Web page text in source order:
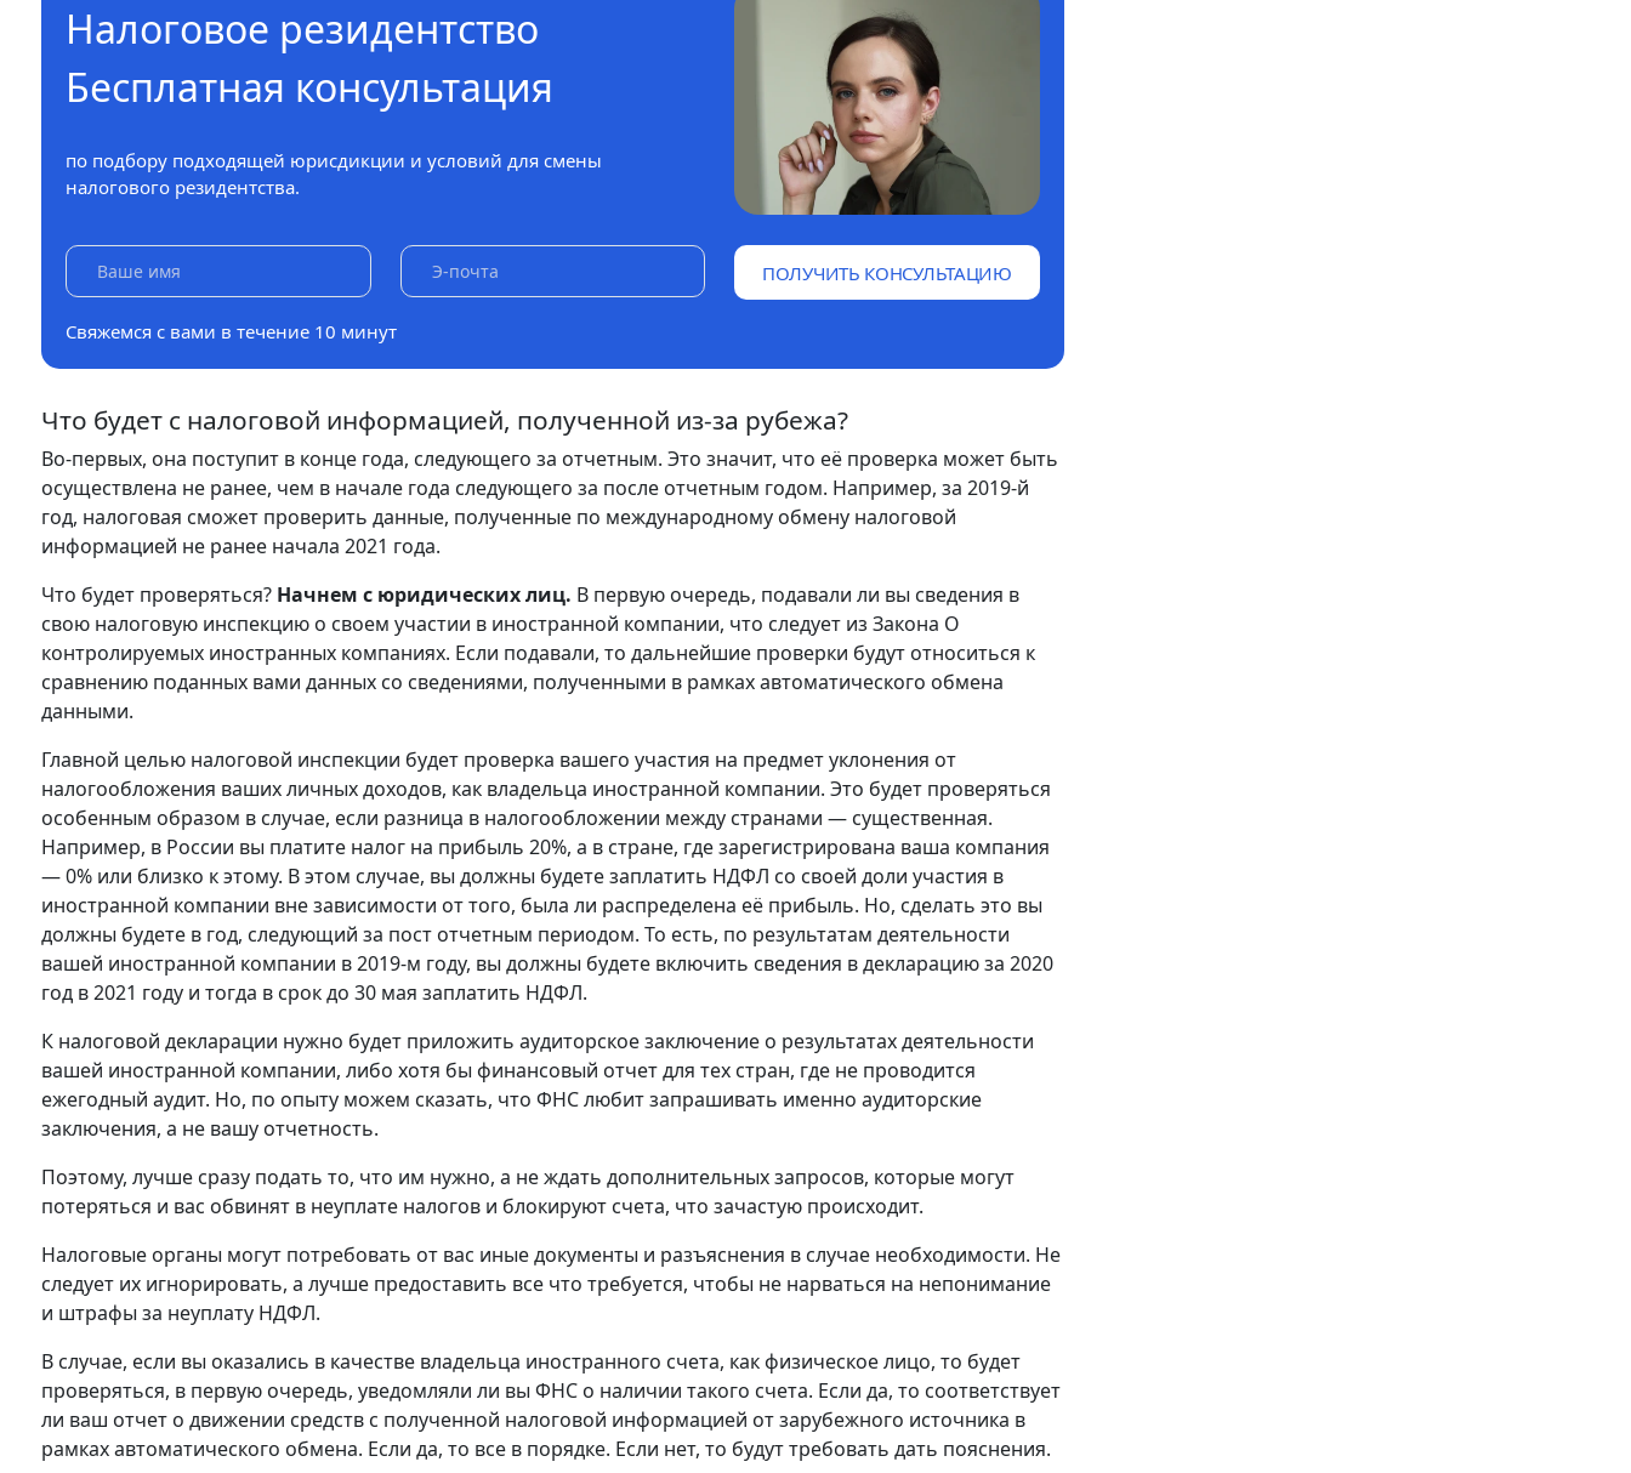
Налоговое резидентство
Бесплатная консультация
по подбору подходящей юрисдикции и условий для смены
налогового резидентства.
ПОЛУЧИТЬ КОНСУЛЬТАЦИЮ
Свяжемся с вами в течение 10 минут
Что будет с налоговой информацией, полученной из-за рубежа?
Во-первых, она поступит в конце года, следующего за отчетным. Это значит, что её проверка может быть
осуществлена не ранее, чем в начале года следующего за после отчетным годом. Например, за 2019-й
год, налоговая сможет проверить данные, полученные по международному обмену налоговой
информацией не ранее начала 2021 года.
Что будет проверяться? Начнем с юридических лиц. В первую очередь, подавали ли вы сведения в
свою налоговую инспекцию о своем участии в иностранной компании, что следует из Закона О
контролируемых иностранных компаниях. Если подавали, то дальнейшие проверки будут относиться к
сравнению поданных вами данных со сведениями, полученными в рамках автоматического обмена
данными.
Главной целью налоговой инспекции будет проверка вашего участия на предмет уклонения от
налогообложения ваших личных доходов, как владельца иностранной компании. Это будет проверяться
особенным образом в случае, если разница в налогообложении между странами — существенная.
Например, в России вы платите налог на прибыль 20%, а в стране, где зарегистрирована ваша компания
— 0% или близко к этому. В этом случае, вы должны будете заплатить НДФЛ со своей доли участия в
иностранной компании вне зависимости от того, была ли распределена её прибыль. Но, сделать это вы
должны будете в год, следующий за пост отчетным периодом. То есть, по результатам деятельности
вашей иностранной компании в 2019-м году, вы должны будете включить сведения в декларацию за 2020
год в 2021 году и тогда в срок до 30 мая заплатить НДФЛ.
К налоговой декларации нужно будет приложить аудиторское заключение о результатах деятельности
вашей иностранной компании, либо хотя бы финансовый отчет для тех стран, где не проводится
ежегодный аудит. Но, по опыту можем сказать, что ФНС любит запрашивать именно аудиторские
заключения, а не вашу отчетность.
Поэтому, лучше сразу подать то, что им нужно, а не ждать дополнительных запросов, которые могут
потеряться и вас обвинят в неуплате налогов и блокируют счета, что зачастую происходит.
Налоговые органы могут потребовать от вас иные документы и разъяснения в случае необходимости. Не
следует их игнорировать, а лучше предоставить все что требуется, чтобы не нарваться на непонимание
и штрафы за неуплату НДФЛ.
В случае, если вы оказались в качестве владельца иностранного счета, как физическое лицо, то будет
проверяться, в первую очередь, уведомляли ли вы ФНС о наличии такого счета. Если да, то соответствует
ли ваш отчет о движении средств с полученной налоговой информацией от зарубежного источника в
рамках автоматического обмена. Если да, то все в порядке. Если нет, то будут требовать дать пояснения.